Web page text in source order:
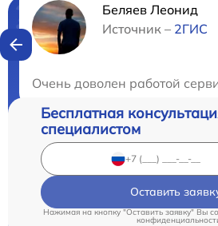
Беляев Леонид
Источник – 2ГИС
Очень доволен работой
Нужна
Бесплатная
специалистом
Оставить
Нажимая на кнопку "Оставить заявку" Вы